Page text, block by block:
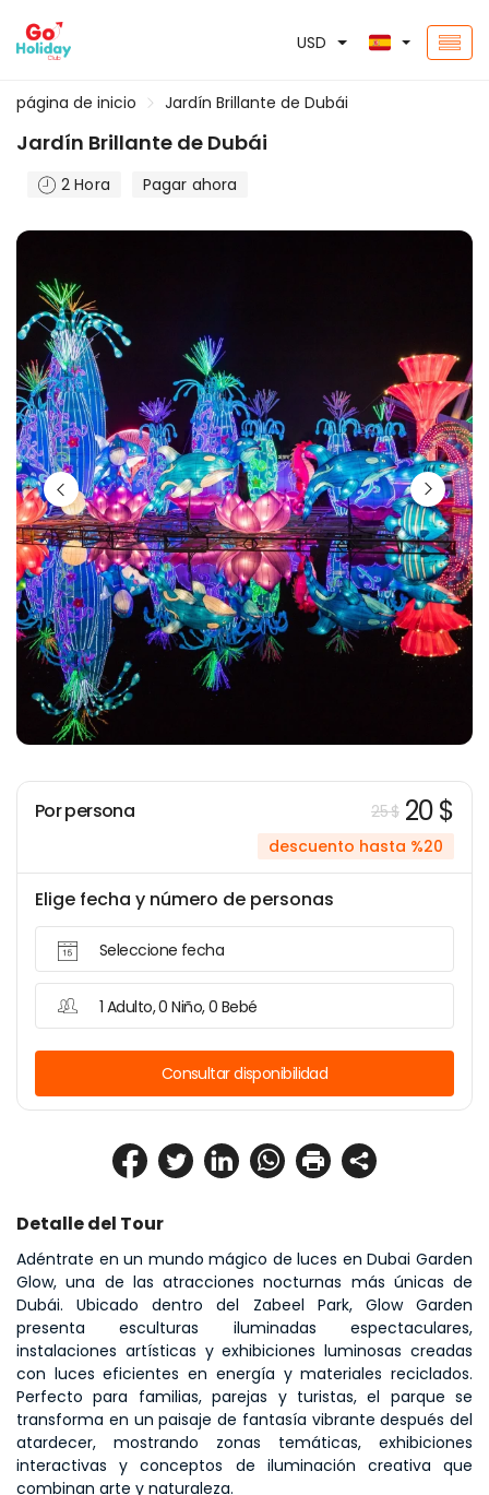
USD
página de inicio Jardín Brillante de Dubái
Jardín Brillante de Dubái
2 Hora Pagar ahora
Detalle del Tour
Adéntrate en un mundo mágico de luces en Dubai Garden
Glow, una de las atracciones nocturnas más únicas de
Dubái. Ubicado dentro del Zabeel Park, Glow Garden
presenta esculturas iluminadas espectaculares,
instalaciones artísticas y exhibiciones luminosas creadas
con luces eficientes en energía y materiales reciclados.
Perfecto para familias, parejas y turistas, el parque se
transforma en un paisaje de fantasía vibrante después del
atardecer, mostrando zonas temáticas, exhibiciones
interactivas y conceptos de iluminación creativa que
combinan arte y naturaleza.
Por persona 25 $ 20 $
descuento hasta %20
Elige fecha y número de personas
Seleccione fecha
1 Adulto, 0 Niño, 0 Bebé
Consultar disponibilidad